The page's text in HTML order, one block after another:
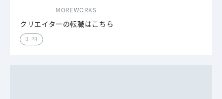
MOREWORKS
クリエイターの転職はこちら
PR